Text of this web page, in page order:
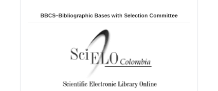
BBCS–Bibliographic Bases with Selection Committee